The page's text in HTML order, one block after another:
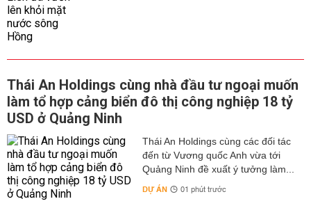
Thái An Holdings cùng nhà đầu tư ngoại muốn
làm tổ hợp cảng biển đô thị công nghiệp 18 tỷ
USD ở Quảng Ninh
Thái An Holdings cùng các đối tác
đến từ Vương quốc Anh vừa tới
Quảng Ninh đề xuất ý tưởng làm...
DỰ ÁN 01 phút trước